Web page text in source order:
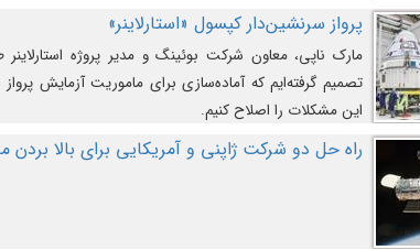
پرواز سرنشین‌دار کپسول «استارلاینر»
مارک ناپی، معاون شرکت بوئینگ و مدیر پروژه
تصمیم گرفته‌ایم که آماده‌سازی برای ماموریت آزمایش پرواز
این مشکلات را اصلاح کنیم.
راه حل دو شرکت ژاپنی و آمریکایی برای بالا